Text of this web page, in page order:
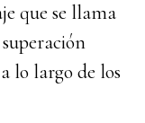
que se llama
lo largo de los